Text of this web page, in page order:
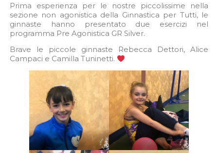
Prima esperienza per le nostre piccolissime nella
sezione non agonistica della Ginnastica per Tutti, le
ginnaste hanno presentato due esercizi nel
programma Pre Agonistica GR Silver.
Brave le piccole ginnaste Rebecca Dettori, Alice
Campaci e Camilla Tuninetti.